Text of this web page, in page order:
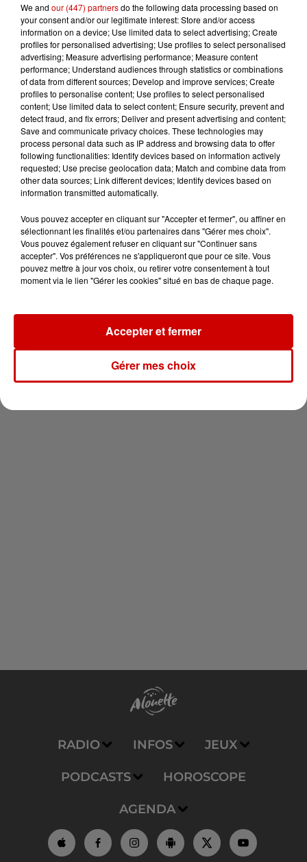
Le Duel - Gagnez vos entrées
pour l'un des zoos de nos
régions !
Destination Vacances - Gagnez
votre séjour en famille au cœur
de la...
Destination Vacances : inscrivez-
vous !
Newsletter
RADIO INFOS JEUX
PODCASTS HOROSCOPE
AGENDA
We and our (447) partnersdo the following data processing based on
your consent and/or our legitimate interest: Store and/or access
information on a device; Use limited data to select advertising; Create
profiles for personalised advertising; Use profiles to select personalised
advertising; Measure advertising performance; Measure content
performance; Understand audiences through statistics or combinations
of data from different sources; Develop and improve services; Create
profiles to personalise content; Use profiles to select personalised
content; Use limited data to select content; Ensure security, prevent and
detect fraud, and fix errors; Deliver and present advertising and content;
Save and communicate privacy choices. These technologies may
process personal data such as IP address and browsing data to offer
following functionalities: Identify devices based on information actively
requested; Use precise geolocation data; Match and combine data from
other data sources; Link different devices; Identify devices based on
information transmitted automatically.
Vous pouvez accepter en cliquant sur "Accepter et fermer", ou affiner en
sélectionnant les finalités et/ou partenaires dans "Gérer mes choix".
Vous pouvez également refuser en cliquant sur "Continuer sans
accepter". Vos préférences ne s'appliqueront que pour ce site. Vous
pouvez mettre à jour vos choix, ou retirer votre consentement à tout
moment via le lien "Gérer les cookies" situé en bas de chaque page.
Gérer mes choix
Accepter et fermer